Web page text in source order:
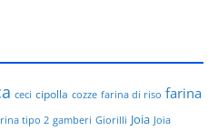
ceci cipolla cozze farina di riso farina
tipo 2 gamberi Giorilli Joia Joia